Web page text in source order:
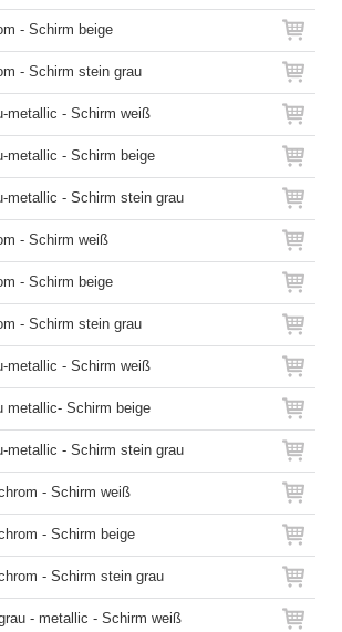
- Schirm beige
- Schirm stein grau
metallic - Schirm weiß
metallic - Schirm beige
metallic - Schirm stein grau
- Schirm weiß
- Schirm beige
- Schirm stein grau
metallic - Schirm weiß
metallic- Schirm beige
metallic - Schirm stein grau
- Schirm weiß
- Schirm beige
- Schirm stein grau
- metallic - Schirm weiß